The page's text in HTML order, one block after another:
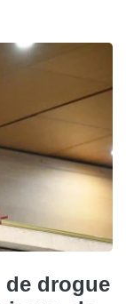
de drogue